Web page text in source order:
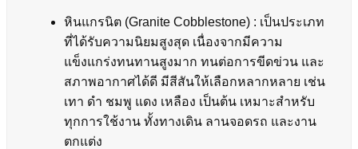
หินแกรนิต (Granite Cobblestone) : เป็นประเภท
ที่ได้รับความนิยมสูงสุด เนื่องจากมีความ
แข็งแกร่งทนทานสูงมาก ทนต่อการขีดข่วน และ
สภาพอากาศได้ดี มีสีสันให้เลือกหลากหลาย เช่น
เทา ดำ ชมพู แดง เหลือง เป็นต้น เหมาะสำหรับ
ทุกการใช้งาน ทั้งทางเดิน ลานจอดรถ และงาน
ตกแต่ง